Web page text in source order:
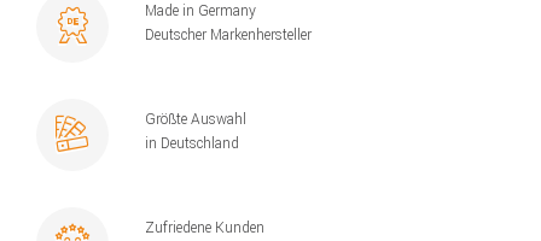
Made in Germany
Deutscher Markenhersteller
Größte Auswahl
in Deutschland
Zufriedene Kunden